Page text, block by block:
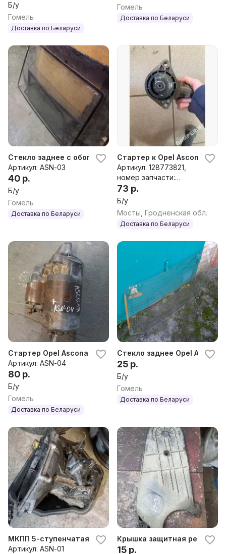
Б/у
Гомель
Доставка по Беларуси
Гомель
Доставка по Беларуси
Стекло заднее с обогревом Opel Ascona C
Артикул: ASN-03
40 р.
Б/у
Гомель
Доставка по Беларуси
Стартер к Opel Ascona
Артикул: 128773821,
номер запчасти:
128773821
73 р.
Б/у
Мосты, Гродненская обл.
Доставка по Беларуси
Стартер Opel Ascona C
Артикул: ASN-04
80 р.
Б/у
Гомель
Доставка по Беларуси
Стекло заднее Opel Ascona
25 р.
Б/у
Гомель
Доставка по Беларуси
МКПП 5-ступенчатая Opel Ascona C
Артикул: ASN-01
Крышка защитная ремня
15 р.